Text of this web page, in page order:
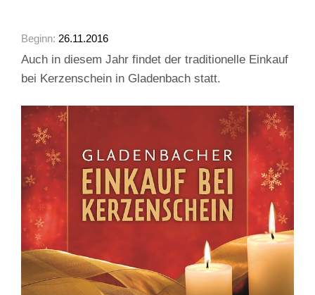
Beginn: 26.11.2016
Auch in diesem Jahr findet der traditionelle Einkauf
bei Kerzenschein in Gladenbach statt.